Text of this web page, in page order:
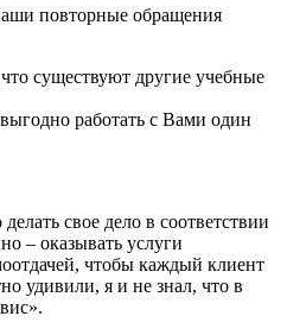
повторные обращения
существуют другие учебные
работать с Вами один
свое дело в соответствии
– оказывать услуги
чтобы каждый клиент
удивили, я и не знал, что в